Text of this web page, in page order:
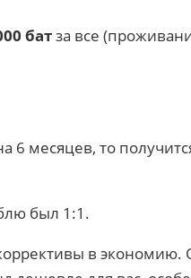
батза все
6 месяцев, то
был 1:1.
в